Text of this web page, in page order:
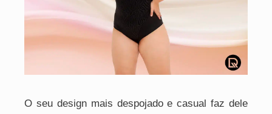
O seu design mais despojado e casual faz dele